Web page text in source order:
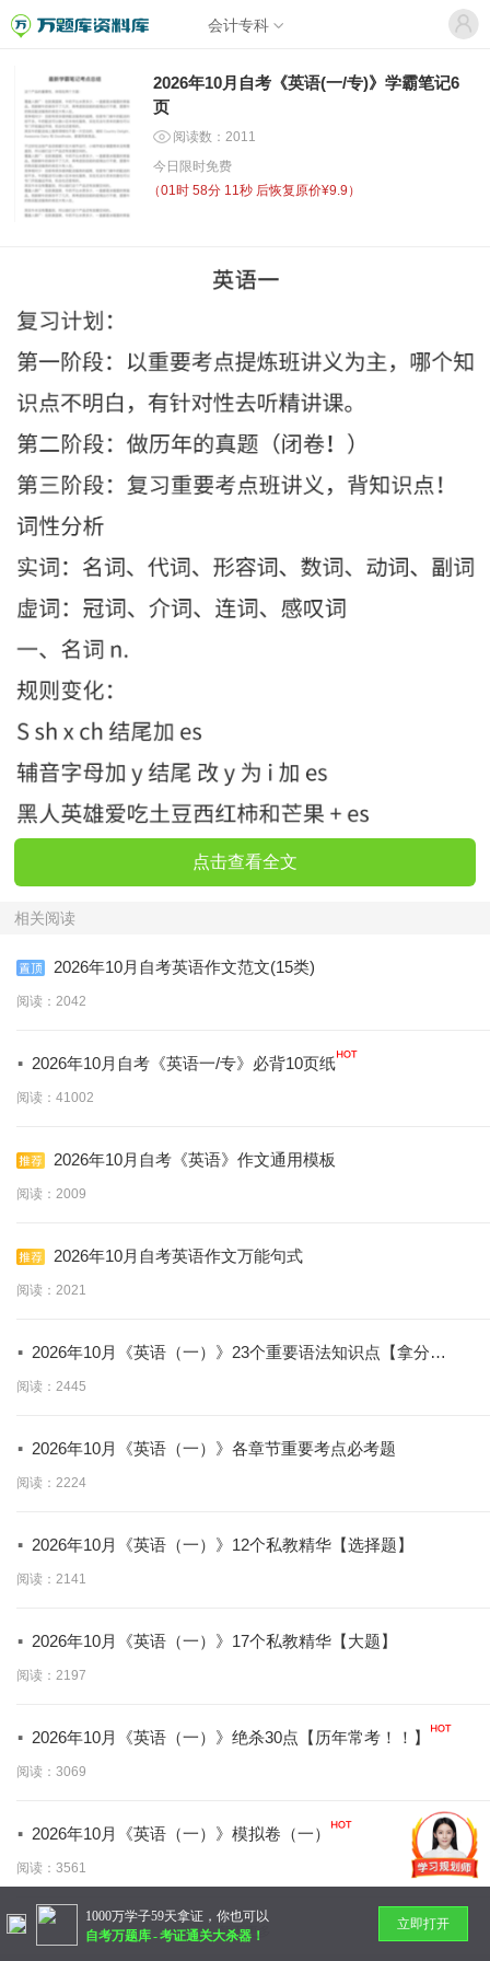
会计专科
2026年10月自考《英语(一/专)》学霸笔记6
页
阅读数：2011
今日限时免费
（01时 58分 10秒 后恢复原价¥9.9）
点击查看全文
相关阅读
2026年10月自考英语作文范文(15类)
阅读：2042
· 2026年10月自考《英语一/专》必背10页纸
阅读：41002
2026年10月自考《英语》作文通用模板
阅读：2009
2026年10月自考英语作文万能句式
阅读：2021
· 2026年10月《英语（一）》23个重要语法知识点【拿分必
学】
阅读：2445
· 2026年10月《英语（一）》各章节重要考点必考题
阅读：2224
· 2026年10月《英语（一）》12个私教精华【选择题】
阅读：2141
· 2026年10月《英语（一）》17个私教精华【大题】
阅读：2197
· 2026年10月《英语（一）》绝杀30点【历年常考！！】
阅读：3069
· 2026年10月《英语（一）》模拟卷（一）
阅读：3561
暂无更多
1000万学子59天拿证，你也可以
自考万题库-考证通关大杀器！
立即打开